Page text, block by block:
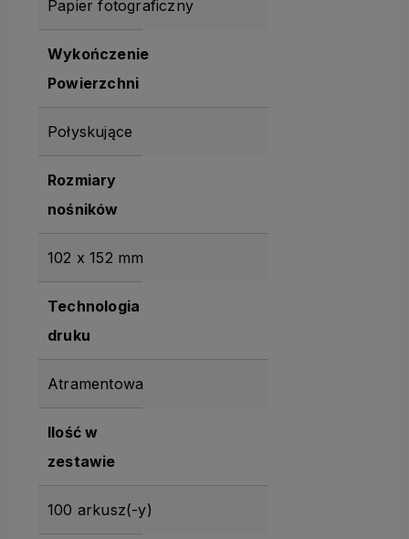
Papier fotograficzny
Wykończenie
Powierzchni
Połyskujące
Rozmiary
nośników
102 x 152 mm
Technologia
druku
Atramentowa
Ilość w
zestawie
100 arkusz(-y)